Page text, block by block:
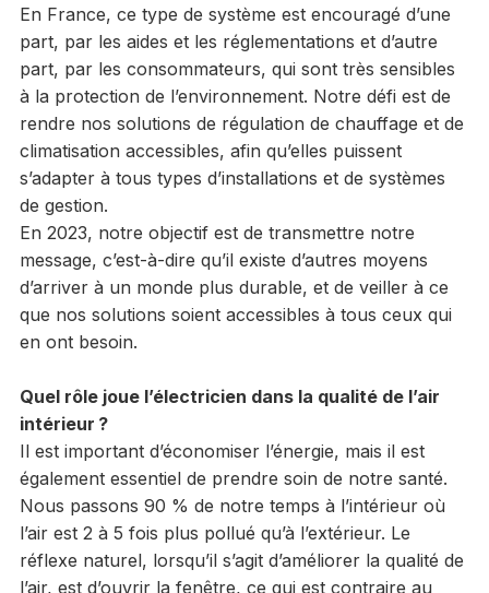
En France, ce type de système est encouragé d’une
part, par les aides et les réglementations et d’autre
part, par les consommateurs, qui sont très sensibles
à la protection de l’environnement. Notre défi est de
rendre nos solutions de régulation de chauffage et de
climatisation accessibles, afin qu’elles puissent
s’adapter à tous types d’installations et de systèmes
de gestion.
En 2023, notre objectif est de transmettre notre
message, c’est-à-dire qu’il existe d’autres moyens
d’arriver à un monde plus durable, et de veiller à ce
que nos solutions soient accessibles à tous ceux qui
en ont besoin.
Quel rôle joue l’électricien dans la qualité de l’air
intérieur ?
Il est important d’économiser l’énergie, mais il est
également essentiel de prendre soin de notre santé.
Nous passons 90 % de notre temps à l’intérieur où
l’air est 2 à 5 fois plus pollué qu’à l’extérieur. Le
réflexe naturel, lorsqu’il s’agit d’améliorer la qualité de
l’air, est d’ouvrir la fenêtre, ce qui est contraire au